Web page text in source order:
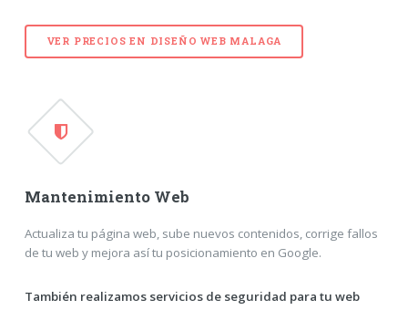
VER PRECIOS EN DISEÑO WEB MALAGA
Mantenimiento Web
Actualiza tu página web, sube nuevos contenidos, corrige fallos
de tu web y mejora así tu posicionamiento en Google.
También realizamos servicios de seguridad para tu web